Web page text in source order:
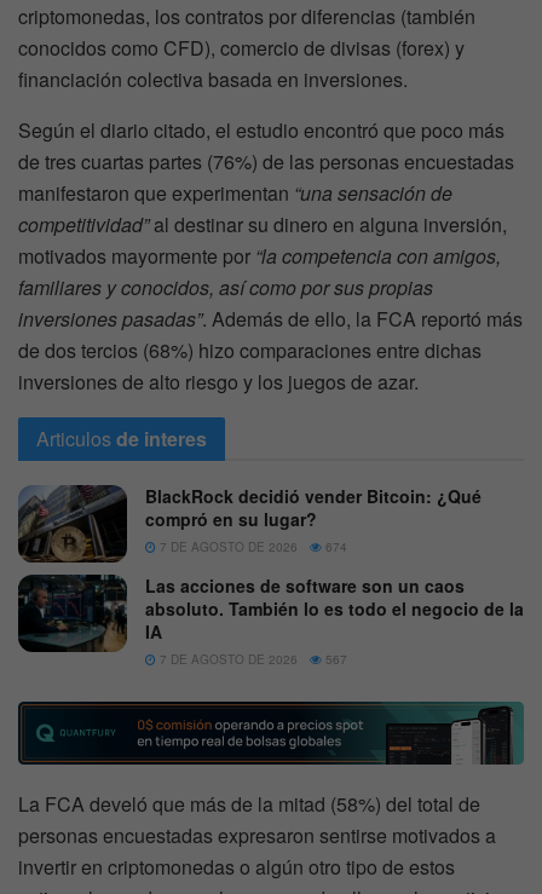
criptomonedas, los contratos por diferencias (también
conocidos como CFD), comercio de divisas (forex) y
financiación colectiva basada en inversiones.
Según el diario citado, el estudio encontró que poco más
de tres cuartas partes (76%) de las personas encuestadas
manifestaron que experimentan “una sensación de
competitividad”al destinar su dinero en alguna inversión,
motivados mayormente por “la competencia con amigos,
familiares y conocidos, así como por sus propias
inversiones pasadas”. Además de ello, la FCA reportó más
de dos tercios (68%) hizo comparaciones entre dichas
inversiones de alto riesgo y los juegos de azar.
Articulosde interes
BlackRock decidió vender Bitcoin: ¿Qué
compró en su lugar?
7 DE AGOSTO DE 2026 674
Las acciones de software son un caos
absoluto. También lo es todo el negocio de la
IA
7 DE AGOSTO DE 2026 567
La FCA develó que más de la mitad (58%) del total de
personas encuestadas expresaron sentirse motivados a
invertir en criptomonedas o algún otro tipo de estos